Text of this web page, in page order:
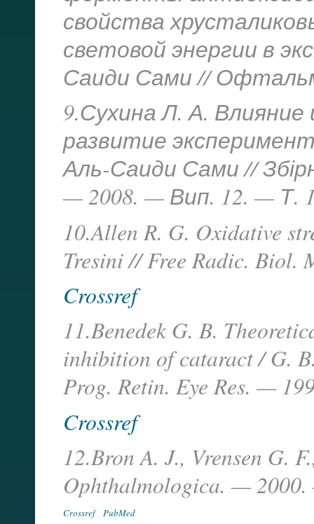
свойства
световой энергии в
Саиди Сами //
9.Сухина Л. А.
развитие
Аль-Саиди Сами //
— 2008. — Вип. 12. — Т.
10.Allen R. G. Oxidative
Tresini // Free Radic.
Crossref
11.Benedek G. B.
inhibition of cataract / G.
Prog. Retin. Eye Res. —
Crossref
12.Bron A. J., Vrensen G.
Ophthalmologica. —
Crossref PubMed